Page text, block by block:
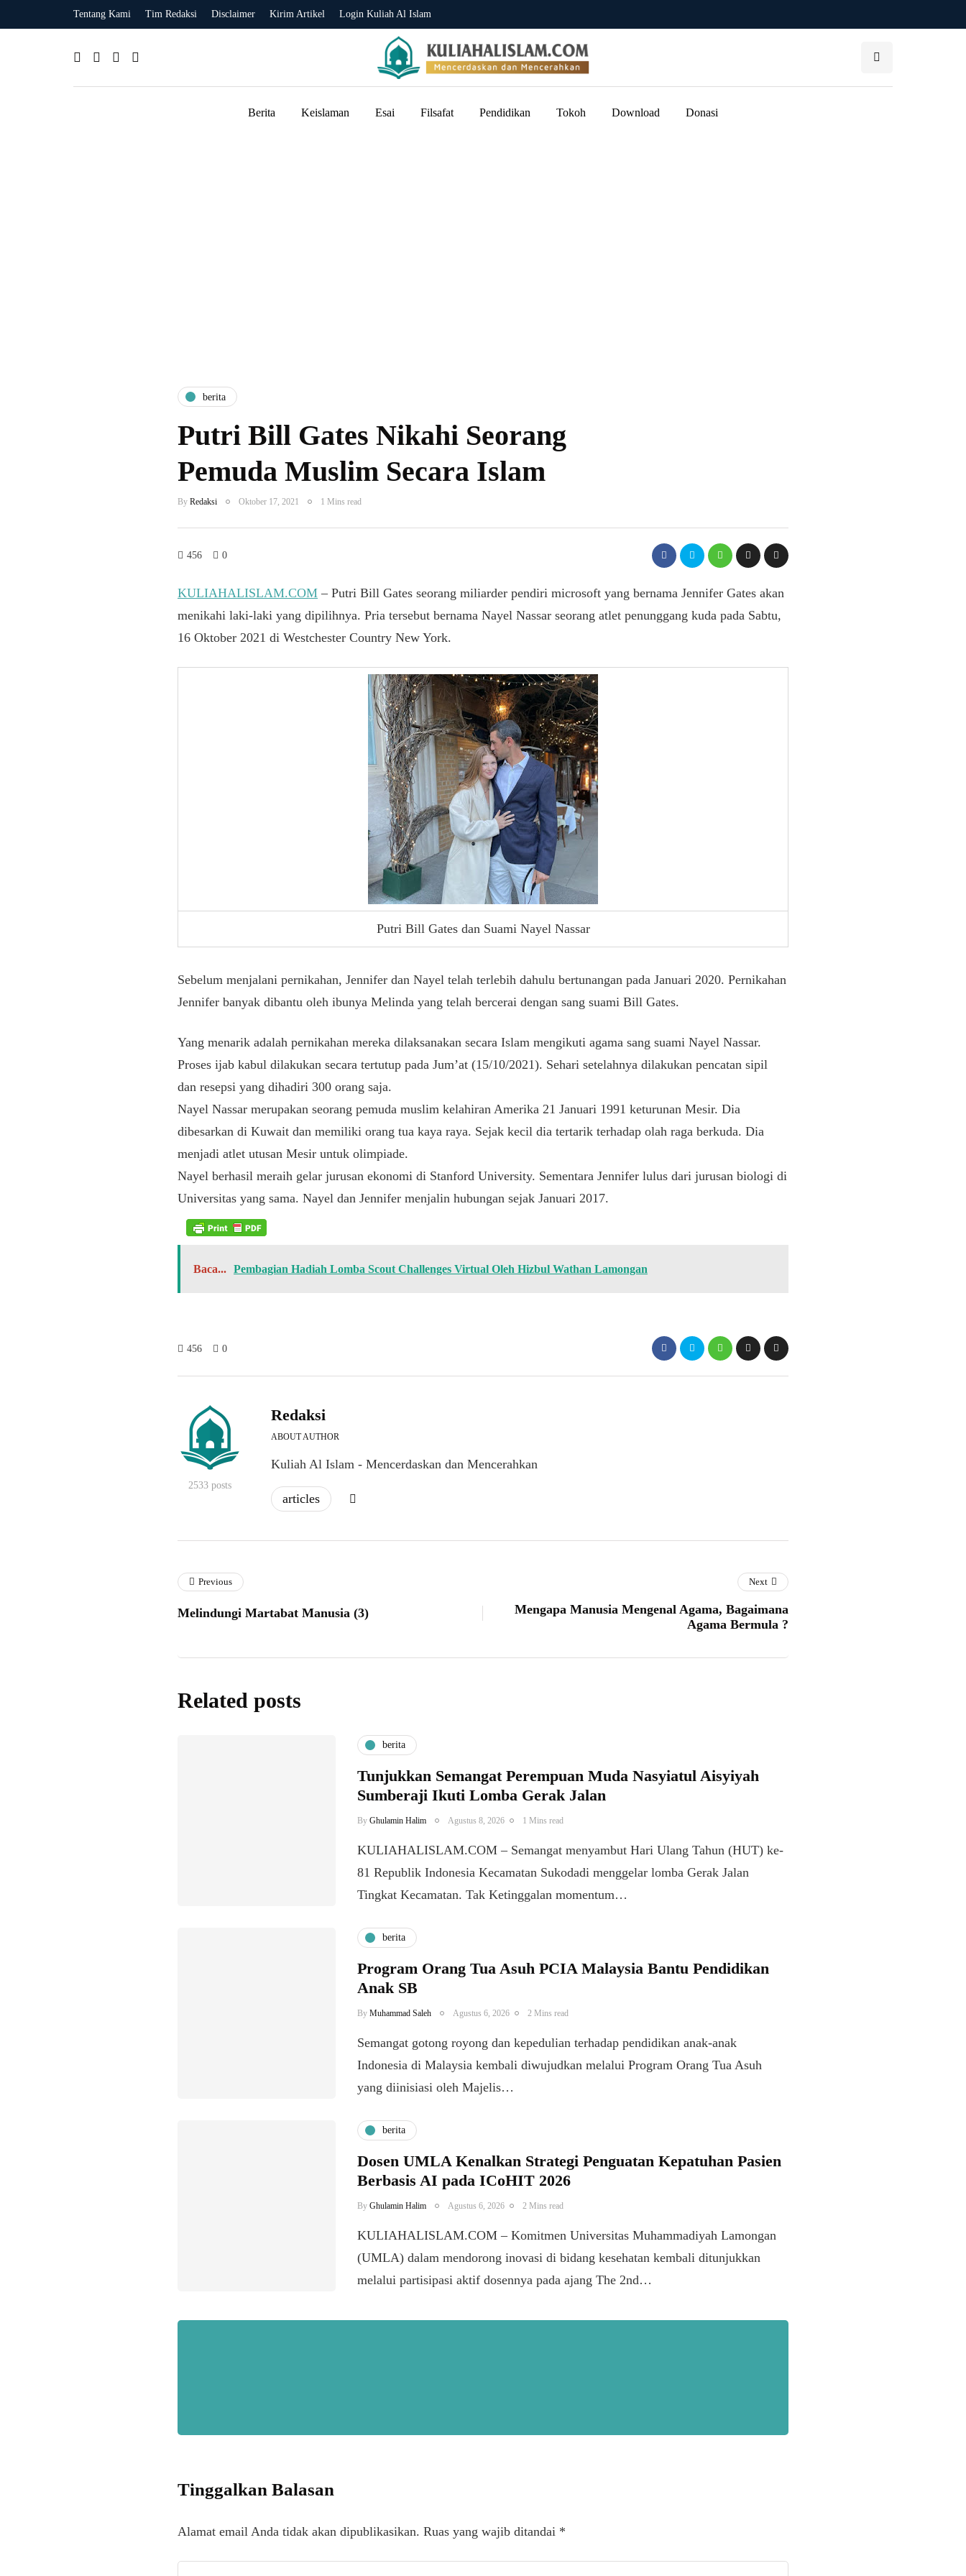
Tentang Kami Tim Redaksi Disclaimer Kirim Artikel Login Kuliah Al Islam
Berita Keislaman Esai Filsafat Pendidikan Tokoh Download Donasi
berita
Putri Bill Gates Nikahi Seorang
Pemuda Muslim Secara Islam
By Redaksi Oktober 17, 2021 1 Mins read
456 0
KULIAHALISLAM.COM – Putri Bill Gates seorang miliarder pendiri microsoft yang bernama Jennifer Gates akan
menikahi laki-laki yang dipilihnya. Pria tersebut bernama Nayel Nassar seorang atlet penunggang kuda pada Sabtu,
16 Oktober 2021 di Westchester Country New York.
Putri Bill Gates dan Suami Nayel Nassar
Sebelum menjalani pernikahan, Jennifer dan Nayel telah terlebih dahulu bertunangan pada Januari 2020. Pernikahan
Jennifer banyak dibantu oleh ibunya Melinda yang telah bercerai dengan sang suami Bill Gates.
Yang menarik adalah pernikahan mereka dilaksanakan secara Islam mengikuti agama sang suami Nayel Nassar.
Proses ijab kabul dilakukan secara tertutup pada Jum’at (15/10/2021). Sehari setelahnya dilakukan pencatan sipil
dan resepsi yang dihadiri 300 orang saja.
Nayel Nassar merupakan seorang pemuda muslim kelahiran Amerika 21 Januari 1991 keturunan Mesir. Dia
dibesarkan di Kuwait dan memiliki orang tua kaya raya. Sejak kecil dia tertarik terhadap olah raga berkuda. Dia
menjadi atlet utusan Mesir untuk olimpiade.
Nayel berhasil meraih gelar jurusan ekonomi di Stanford University. Sementara Jennifer lulus dari jurusan biologi di
Universitas yang sama. Nayel dan Jennifer menjalin hubungan sejak Januari 2017.
Baca... Pembagian Hadiah Lomba Scout Challenges Virtual Oleh Hizbul Wathan Lamongan
456 0
2533 posts
Redaksi
ABOUT AUTHOR
Kuliah Al Islam - Mencerdaskan dan Mencerahkan
articles
Previous
Melindungi Martabat Manusia (3)
Next
Mengapa Manusia Mengenal Agama, Bagaimana
Agama Bermula ?
Related posts
berita
Tunjukkan Semangat Perempuan Muda Nasyiatul Aisyiyah
Sumberaji Ikuti Lomba Gerak Jalan
By Ghulamin Halim Agustus 8, 2026 1 Mins read
KULIAHALISLAM.COM – Semangat menyambut Hari Ulang Tahun (HUT) ke-
81 Republik Indonesia Kecamatan Sukodadi menggelar lomba Gerak Jalan
Tingkat Kecamatan. Tak Ketinggalan momentum…
berita
Program Orang Tua Asuh PCIA Malaysia Bantu Pendidikan
Anak SB
By Muhammad Saleh Agustus 6, 2026 2 Mins read
​Semangat gotong royong dan kepedulian terhadap pendidikan anak-anak
Indonesia di Malaysia kembali diwujudkan melalui Program Orang Tua Asuh
yang diinisiasi oleh Majelis…
berita
Dosen UMLA Kenalkan Strategi Penguatan Kepatuhan Pasien
Berbasis AI pada ICoHIT 2026
By Ghulamin Halim Agustus 6, 2026 2 Mins read
KULIAHALISLAM.COM – Komitmen Universitas Muhammadiyah Lamongan
(UMLA) dalam mendorong inovasi di bidang kesehatan kembali ditunjukkan
melalui partisipasi aktif dosennya pada ajang The 2nd…
Tinggalkan Balasan
Alamat email Anda tidak akan dipublikasikan. Ruas yang wajib ditandai *